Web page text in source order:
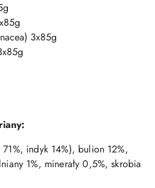
3x85g
indyk 14%), bulion 12%,
1%, minerały 0,5%, skrobia